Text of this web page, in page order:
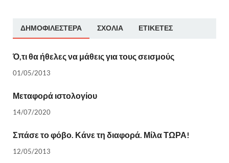
ΔΗΜΟΦΙΛΈΣΤΕΡΑ ΣΧΌΛΙΑ ΕΤΙΚΈΤΕΣ
Ό,τι θα ήθελες να μάθεις για τους σεισμούς
01/05/2013
Μεταφορά ιστολογίου
14/07/2020
Σπάσε το φόβο. Κάνε τη διαφορά. Μίλα ΤΩΡΑ!
12/05/2013